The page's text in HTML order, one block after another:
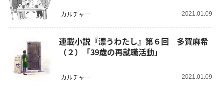
カルチャー 2021.01.09
連載小説『漂うわたし』第６回 多賀麻希
（２）「39歳の再就職活動」
カルチャー 2021.01.09